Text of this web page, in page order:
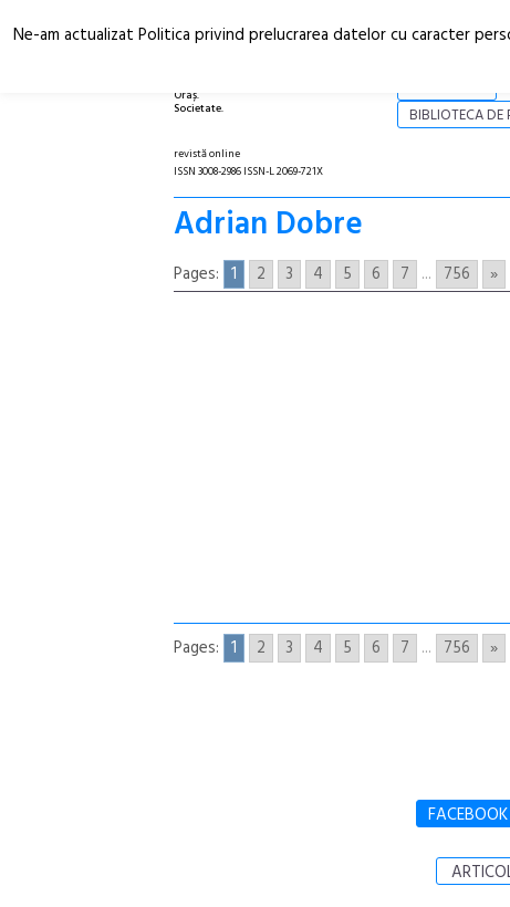
Oraș.
Societate.
BIBLIOTECA DE
revistă online
ISSN 3008-2986 ISSN-L 2069-721X
Adrian Dobre
Pages: 1 2 3 4 5 6 7 ... 756 »
Pages: 1 2 3 4 5 6 7 ... 756 »
FACEBOOK
Ne-am actualizat Politica privind prelucrarea datelor cu caracter